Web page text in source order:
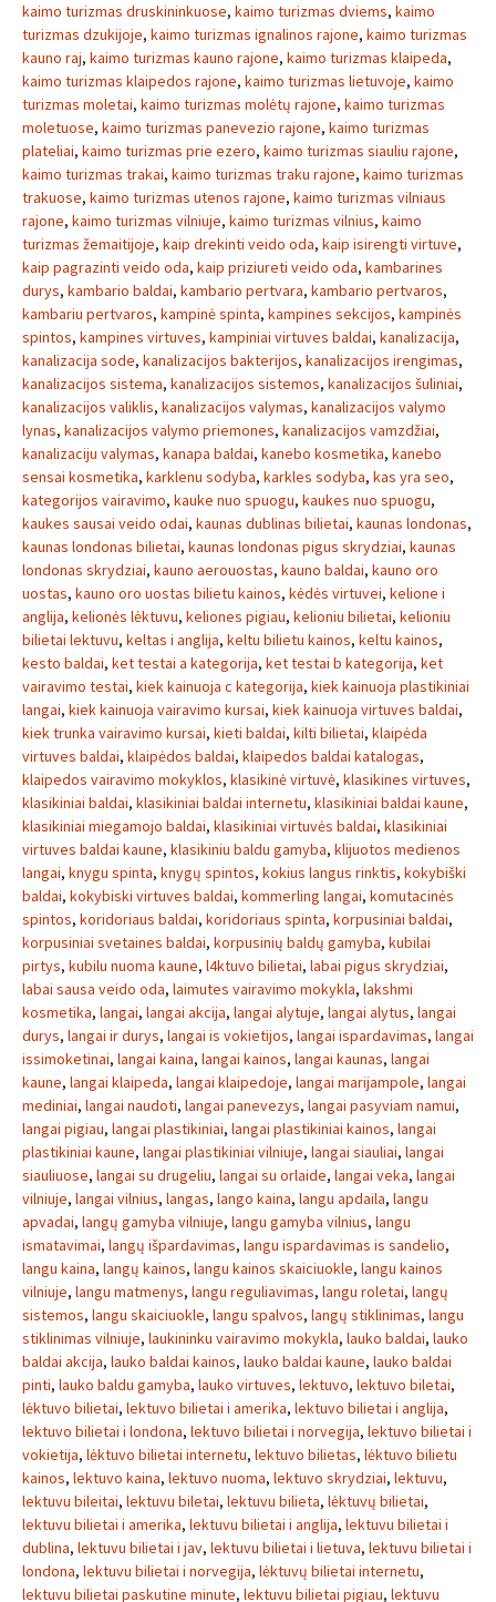
kaimo turizmas druskininkuose, kaimo turizmas dviems, kaimo
turizmas dzukijoje, kaimo turizmas ignalinos rajone, kaimo turizmas
kauno raj, kaimo turizmas kauno rajone, kaimo turizmas klaipeda,
kaimo turizmas klaipedos rajone, kaimo turizmas lietuvoje, kaimo
turizmas moletai, kaimo turizmas molėtų rajone, kaimo turizmas
moletuose, kaimo turizmas panevezio rajone, kaimo turizmas
plateliai, kaimo turizmas prie ezero, kaimo turizmas siauliu rajone,
kaimo turizmas trakai, kaimo turizmas traku rajone, kaimo turizmas
trakuose, kaimo turizmas utenos rajone, kaimo turizmas vilniaus
rajone, kaimo turizmas vilniuje, kaimo turizmas vilnius, kaimo
turizmas žemaitijoje, kaip drekinti veido oda, kaip isirengti virtuve,
kaip pagrazinti veido oda, kaip priziureti veido oda, kambarines
durys, kambario baldai, kambario pertvara, kambario pertvaros,
kambariu pertvaros, kampinė spinta, kampines sekcijos, kampinės
spintos, kampines virtuves, kampiniai virtuves baldai, kanalizacija,
kanalizacija sode, kanalizacijos bakterijos, kanalizacijos irengimas,
kanalizacijos sistema, kanalizacijos sistemos, kanalizacijos šuliniai,
kanalizacijos valiklis, kanalizacijos valymas, kanalizacijos valymo
lynas, kanalizacijos valymo priemones, kanalizacijos vamzdžiai,
kanalizaciju valymas, kanapa baldai, kanebo kosmetika, kanebo
sensai kosmetika, karklenu sodyba, karkles sodyba, kas yra seo,
kategorijos vairavimo, kauke nuo spuogu, kaukes nuo spuogu,
kaukes sausai veido odai, kaunas dublinas bilietai, kaunas londonas,
kaunas londonas bilietai, kaunas londonas pigus skrydziai, kaunas
londonas skrydziai, kauno aerouostas, kauno baldai, kauno oro
uostas, kauno oro uostas bilietu kainos, kėdės virtuvei, kelione i
anglija, kelionės lėktuvu, keliones pigiau, kelioniu bilietai, kelioniu
bilietai lektuvu, keltas i anglija, keltu bilietu kainos, keltu kainos,
kesto baldai, ket testai a kategorija, ket testai b kategorija, ket
vairavimo testai, kiek kainuoja c kategorija, kiek kainuoja plastikiniai
langai, kiek kainuoja vairavimo kursai, kiek kainuoja virtuves baldai,
kiek trunka vairavimo kursai, kieti baldai, kilti bilietai, klaipėda
virtuves baldai, klaipėdos baldai, klaipedos baldai katalogas,
klaipedos vairavimo mokyklos, klasikinė virtuvė, klasikines virtuves,
klasikiniai baldai, klasikiniai baldai internetu, klasikiniai baldai kaune,
klasikiniai miegamojo baldai, klasikiniai virtuvės baldai, klasikiniai
virtuves baldai kaune, klasikiniu baldu gamyba, klijuotos medienos
langai, knygu spinta, knygų spintos, kokius langus rinktis, kokybiški
baldai, kokybiski virtuves baldai, kommerling langai, komutacinės
spintos, koridoriaus baldai, koridoriaus spinta, korpusiniai baldai,
korpusiniai svetaines baldai, korpusinių baldų gamyba, kubilai
pirtys, kubilu nuoma kaune, l4ktuvo bilietai, labai pigus skrydziai,
labai sausa veido oda, laimutes vairavimo mokykla, lakshmi
kosmetika, langai, langai akcija, langai alytuje, langai alytus, langai
durys, langai ir durys, langai is vokietijos, langai ispardavimas, langai
issimoketinai, langai kaina, langai kainos, langai kaunas, langai
kaune, langai klaipeda, langai klaipedoje, langai marijampole, langai
mediniai, langai naudoti, langai panevezys, langai pasyviam namui,
langai pigiau, langai plastikiniai, langai plastikiniai kainos, langai
plastikiniai kaune, langai plastikiniai vilniuje, langai siauliai, langai
siauliuose, langai su drugeliu, langai su orlaide, langai veka, langai
vilniuje, langai vilnius, langas, lango kaina, langu apdaila, langu
apvadai, langų gamyba vilniuje, langu gamyba vilnius, langu
ismatavimai, langų išpardavimas, langu ispardavimas is sandelio,
langu kaina, langų kainos, langu kainos skaiciuokle, langu kainos
vilniuje, langu matmenys, langu reguliavimas, langu roletai, langų
sistemos, langu skaiciuokle, langu spalvos, langų stiklinimas, langu
stiklinimas vilniuje, laukininku vairavimo mokykla, lauko baldai, lauko
baldai akcija, lauko baldai kainos, lauko baldai kaune, lauko baldai
pinti, lauko baldu gamyba, lauko virtuves, lektuvo, lektuvo biletai,
lėktuvo bilietai, lektuvo bilietai i amerika, lektuvo bilietai i anglija,
lektuvo bilietai i londona, lektuvo bilietai i norvegija, lektuvo bilietai i
vokietija, lėktuvo bilietai internetu, lektuvo bilietas, lėktuvo bilietu
kainos, lektuvo kaina, lektuvo nuoma, lektuvo skrydziai, lektuvu,
lektuvu bileitai, lektuvu biletai, lektuvu bilieta, lėktuvų bilietai,
lektuvu bilietai i amerika, lektuvu bilietai i anglija, lektuvu bilietai i
dublina, lektuvu bilietai i jav, lektuvu bilietai i lietuva, lektuvu bilietai i
londona, lektuvu bilietai i norvegija, lėktuvų bilietai internetu,
lektuvu bilietai paskutine minute, lektuvu bilietai pigiau, lektuvu